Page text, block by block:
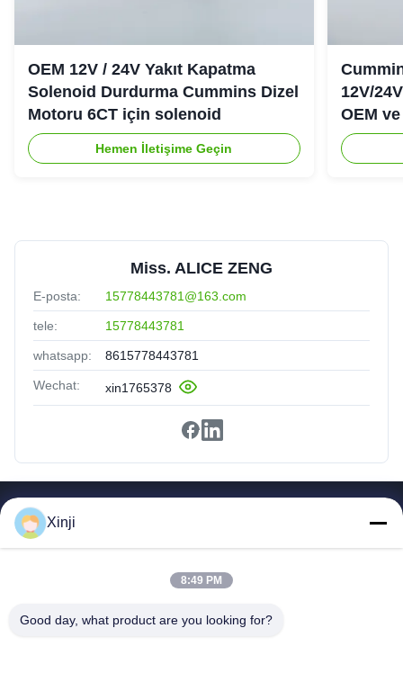
OEM 12V / 24V Yakıt Kapatma
Solenoid Durdurma Cummins Dizel
Motoru 6CT için solenoid
Hemen İletişime Geçin
12V/
OEM
Miss. ALICE ZENG
E-posta: 15778443781@163.com
tele: 15778443781
whatsapp: 8615778443781
Wechat: xin1765378
Ev
Ürünler
Hakkımızda
Fabrika Turu
Xinji
8:49 PM
Good day, what product are you looking for?